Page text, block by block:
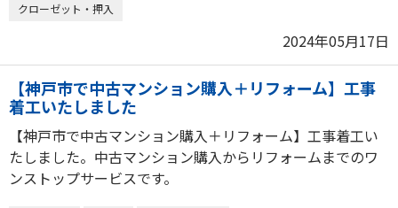
クローゼット・押入
2024年05月17日
【神戸市で中古マンション購入＋リフォーム】工事
着工いたしました
【神戸市で中古マンション購入＋リフォーム】工事着工い
たしました。中古マンション購入からリフォームまでのワ
ンストップサービスです。